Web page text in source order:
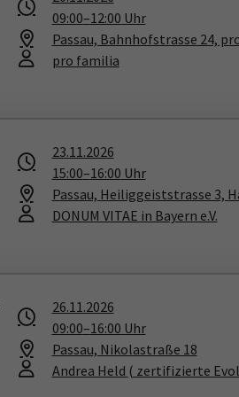
09:00–12:00 Uhr
Passau, Bahnhofstrasse 24,
pro familia
23.11.2026
15:00–16:00 Uhr
Passau, Heiliggeiststrasse 3,
DONUM VITAE in Bayern e.V.
26.11.2026
09:00–16:00 Uhr
Passau, Nikolastraße 18
Andrea Held ( zertifizierte